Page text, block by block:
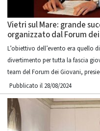
Vietri sul Mare: grande
organizzato dal Forum
L’obiettivo dell’evento era quello
divertimento per tutta la fascia
team del Forum dei Giovani,
Pubblicato il 28/08/2024